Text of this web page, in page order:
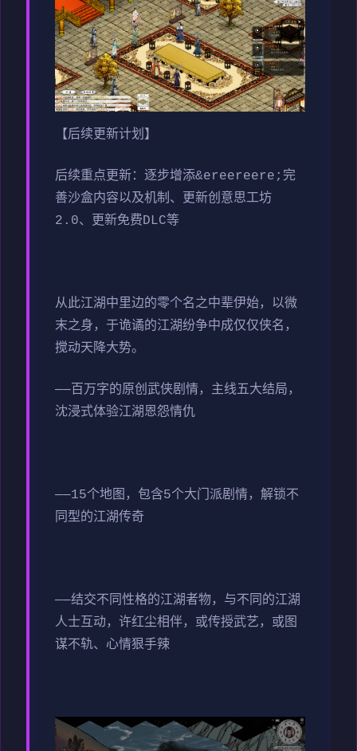
【后续更新计划】
后续重点更新：逐步增添&ereereere;完
善沙盒内容以及机制、更新创意思工坊
2.0、更新免费DLC等
从此江湖中里边的零个名之中辈伊始，以微
末之身，于诡谲的江湖纷争中成仅仅侠名，
搅动天降大势。
——百万字的原创武侠剧情，主线五大结局，
沈浸式体验江湖恩怨情仇
——15个地图，包含5个大门派剧情，解锁不
同型的江湖传奇
——结交不同性格的江湖者物，与不同的江湖
人士互动，许红尘相伴，或传授武艺，或图
谋不轨、心情狠手辣